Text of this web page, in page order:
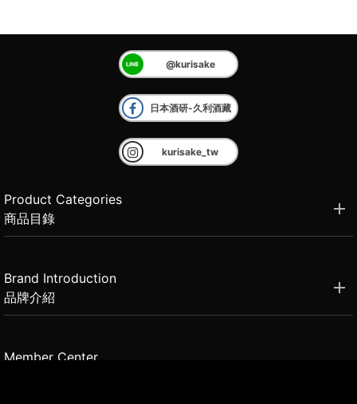
@kurisake
日本酒研-久利酒藏
kurisake_tw
Product Categories
商品目錄
Brand Introduction
品牌介紹
Member Center